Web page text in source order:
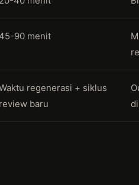
45-90 menit
regenerasi + siklus
review baru